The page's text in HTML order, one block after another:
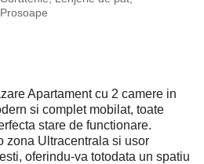
Prosoape
Apartament cu 2 camere in
si complet mobilat, toate
stare de functionare.
zona Ultracentrala si usor
oferindu-va totodata un spatiu